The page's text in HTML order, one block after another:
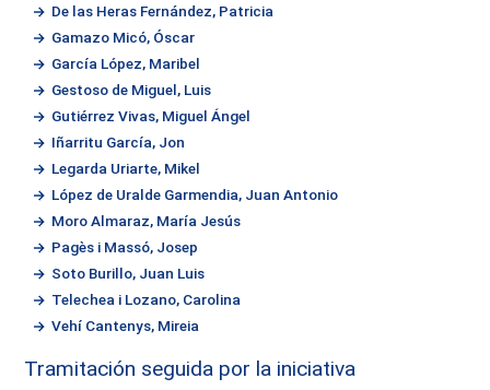
De las Heras Fernández, Patricia
Gamazo Micó, Óscar
García López, Maribel
Gestoso de Miguel, Luis
Gutiérrez Vivas, Miguel Ángel
Iñarritu García, Jon
Legarda Uriarte, Mikel
López de Uralde Garmendia, Juan Antonio
Moro Almaraz, María Jesús
Pagès i Massó, Josep
Soto Burillo, Juan Luis
Telechea i Lozano, Carolina
Vehí Cantenys, Mireia
Tramitación seguida por la iniciativa